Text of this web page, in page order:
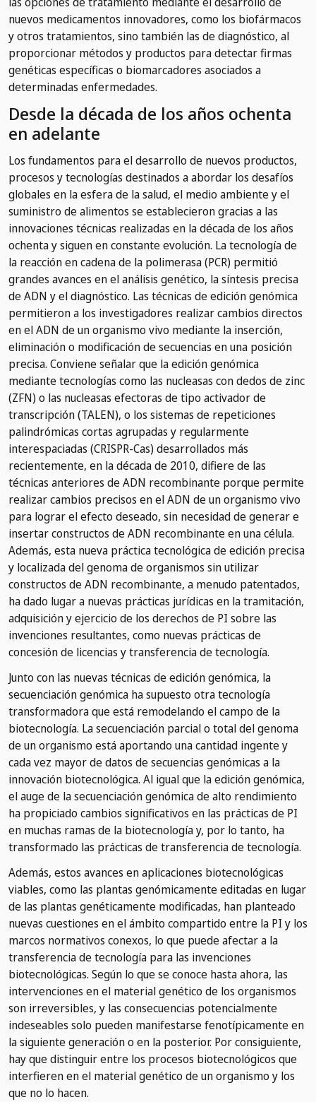
nuevos medicamentos innovadores, como los biofármacos
y otros tratamientos, sino también las de diagnóstico, al
proporcionar métodos y productos para detectar firmas
genéticas específicas o biomarcadores asociados a
determinadas enfermedades.
Desde la década de los años ochenta
en adelante
Los fundamentos para el desarrollo de nuevos productos,
procesos y tecnologías destinados a abordar los desafíos
globales en la esfera de la salud, el medio ambiente y el
suministro de alimentos se establecieron gracias a las
innovaciones técnicas realizadas en la década de los años
ochenta y siguen en constante evolución. La tecnología de
la reacción en cadena de la polimerasa (PCR) permitió
grandes avances en el análisis genético, la síntesis precisa
de ADN y el diagnóstico. Las técnicas de edición genómica
permitieron a los investigadores realizar cambios directos
en el ADN de un organismo vivo mediante la inserción,
eliminación o modificación de secuencias en una posición
precisa. Conviene señalar que la edición genómica
mediante tecnologías como las nucleasas con dedos de zinc
(ZFN) o las nucleasas efectoras de tipo activador de
transcripción (TALEN), o los sistemas de repeticiones
palindrómicas cortas agrupadas y regularmente
interespaciadas (CRISPR-Cas) desarrollados más
recientemente, en la década de 2010, difiere de las
técnicas anteriores de ADN recombinante porque permite
realizar cambios precisos en el ADN de un organismo vivo
para lograr el efecto deseado, sin necesidad de generar e
insertar constructos de ADN recombinante en una célula.
Además, esta nueva práctica tecnológica de edición precisa
y localizada del genoma de organismos sin utilizar
constructos de ADN recombinante, a menudo patentados,
ha dado lugar a nuevas prácticas jurídicas en la tramitación,
adquisición y ejercicio de los derechos de PI sobre las
invenciones resultantes, como nuevas prácticas de
concesión de licencias y transferencia de tecnología.
Junto con las nuevas técnicas de edición genómica, la
secuenciación genómica ha supuesto otra tecnología
transformadora que está remodelando el campo de la
biotecnología. La secuenciación parcial o total del genoma
de un organismo está aportando una cantidad ingente y
cada vez mayor de datos de secuencias genómicas a la
innovación biotecnológica. Al igual que la edición genómica,
el auge de la secuenciación genómica de alto rendimiento
ha propiciado cambios significativos en las prácticas de PI
en muchas ramas de la biotecnología y, por lo tanto, ha
transformado las prácticas de transferencia de tecnología.
Además, estos avances en aplicaciones biotecnológicas
viables, como las plantas genómicamente editadas en lugar
de las plantas genéticamente modificadas, han planteado
nuevas cuestiones en el ámbito compartido entre la PI y los
marcos normativos conexos, lo que puede afectar a la
transferencia de tecnología para las invenciones
biotecnológicas. Según lo que se conoce hasta ahora, las
intervenciones en el material genético de los organismos
son irreversibles, y las consecuencias potencialmente
indeseables solo pueden manifestarse fenotípicamente en
la siguiente generación o en la posterior. Por consiguiente,
hay que distinguir entre los procesos biotecnológicos que
interfieren en el material genético de un organismo y los
que no lo hacen.